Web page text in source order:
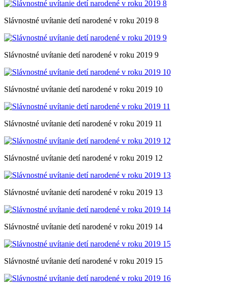
Slávnostné uvítanie detí narodené v roku 2019 8
Slávnostné uvítanie detí narodené v roku 2019 9
Slávnostné uvítanie detí narodené v roku 2019 10
Slávnostné uvítanie detí narodené v roku 2019 11
Slávnostné uvítanie detí narodené v roku 2019 12
Slávnostné uvítanie detí narodené v roku 2019 13
Slávnostné uvítanie detí narodené v roku 2019 14
Slávnostné uvítanie detí narodené v roku 2019 15